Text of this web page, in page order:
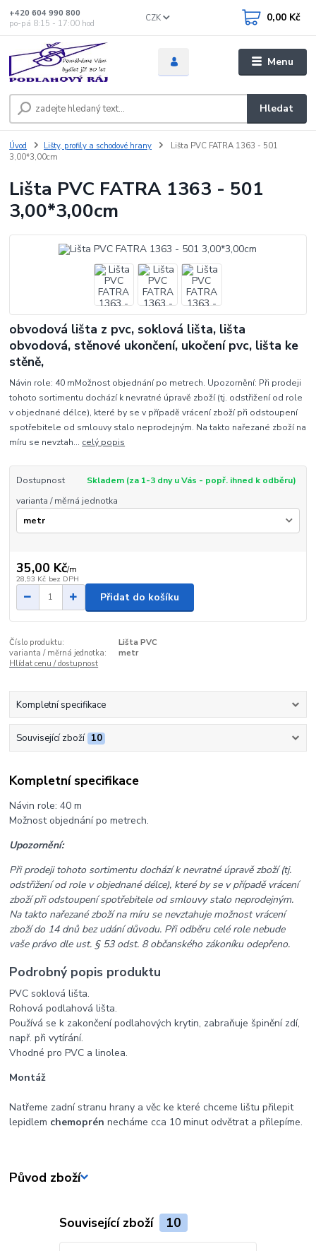
Menu
CZK
Hledat
+420 604 990 800
po-pá 8:15 - 17:00 hod
0,00 Kč
Úvod Lišty, profily a schodové hrany
Lišta PVC FATRA 1363 - 501
3,00*3,00cm
Lišta PVC FATRA 1363 - 501
3,00*3,00cm
obvodová lišta z pvc, soklová lišta, lišta
obvodová, stěnové ukončení, ukočení pvc, lišta ke
stěně,
Návin role: 40 mMožnost objednání po metrech. Upozornění: Při prodeji
tohoto sortimentu dochází k nevratné úpravě zboží (tj. odstřižení od role
v objednané délce), které by se v případě vrácení zboží při odstoupení
spotřebitele od smlouvy stalo neprodejným. Na takto nařezané zboží na
míru se nevztah... celý popis
Dostupnost
Skladem (za 1-3 dny u Vás - popř. ihned k odběru)
varianta / měrná jednotka
35,00 Kč/m
28,93 Kč bez DPH
Přidat do košíku
Číslo produktu:
Lišta PVC
varianta / měrná jednotka:
metr
Hlídat cenu / dostupnost
Kompletní specifikace
Související zboží 10
Kompletní specifikace
Návin role: 40 m
Možnost objednání po metrech.
Upozornění:
Při prodeji tohoto sortimentu dochází k nevratné úpravě zboží (tj.
odstřižení od role v objednané délce), které by se v případě vrácení
zboží při odstoupení spotřebitele od smlouvy stalo neprodejným.
Na takto nařezané zboží na míru se nevztahuje možnost vrácení
zboží do 14 dnů bez udání důvodu. Při odběru celé role nebude
vaše právo dle ust. § 53 odst. 8 občanského zákoníku odepřeno.
Podrobný popis produktu
PVC soklová lišta.
Rohová podlahová lišta.
Používá se k zakončení podlahových krytin, zabraňuje špinění zdí,
např. při vytírání.
Vhodné pro PVC a linolea.
Montáž
Natřeme zadní stranu hrany a věc ke které chceme lištu přilepit
lepidlem chemoprénnecháme cca 10 minut odvětrat a přilepíme.
Původ zboží
Související zboží 10